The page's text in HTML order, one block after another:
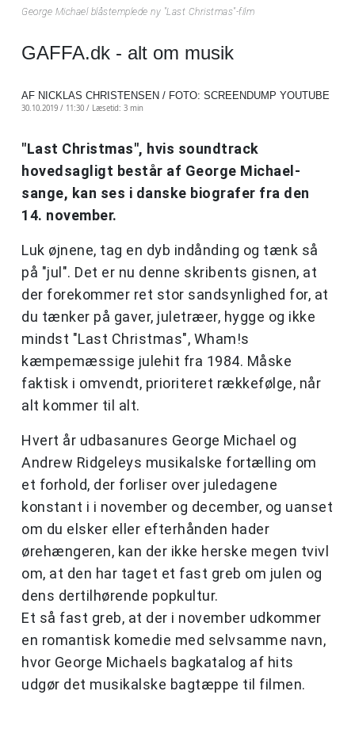
George Michael blåstemplede ny "Last Christmas"-film
GAFFA.dk - alt om musik
AF NICKLAS CHRISTENSEN / FOTO: SCREENDUMP YOUTUBE
30.10.2019 / 11:30 / Læsetid: 3 min
"Last Christmas", hvis soundtrack
hovedsagligt består af George Michael-
sange, kan ses i danske biografer fra den
14. november.
Luk øjnene, tag en dyb indånding og tænk så
på "jul". Det er nu denne skribents gisnen, at
der forekommer ret stor sandsynlighed for, at
du tænker på gaver, juletræer, hygge og ikke
mindst "Last Christmas", Wham!s
kæmpemæssige julehit fra 1984. Måske
faktisk i omvendt, prioriteret rækkefølge, når
alt kommer til alt.
Hvert år udbasanures George Michael og
Andrew Ridgeleys musikalske fortælling om
et forhold, der forliser over juledagene
konstant i i november og december, og uanset
om du elsker eller efterhånden hader
ørehængeren, kan der ikke herske megen tvivl
om, at den har taget et fast greb om julen og
dens dertilhørende popkultur.
Et så fast greb, at der i november udkommer
en romantisk komedie med selvsamme navn,
hvor George Michaels bagkatalog af hits
udgør det musikalske bagtæppe til filmen.